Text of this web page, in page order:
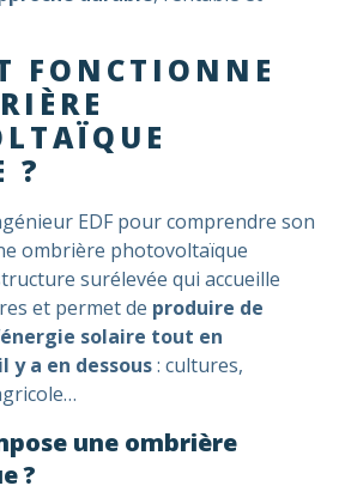
FONCTIONNE
?
EDF pour comprendre son
ombrière photovoltaïque
surélevée qui accueille
et permet de produire de
solaire tout en
y a en dessous: cultures,
une ombrière
?